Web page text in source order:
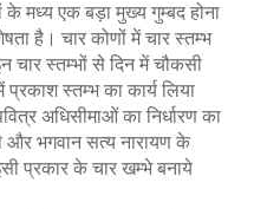
के मध्य एक बड़ा मुख्य गुम्बद होना
है। चार कोणों में चार स्तम्भ
चार स्तम्भों से दिन में चौकसी
प्रकाश स्तम्भ का कार्य लिया
अधिसीमाओं का निर्धारण का
और भगवान सत्य नारायण के
प्रकार के चार खम्भे बनाये